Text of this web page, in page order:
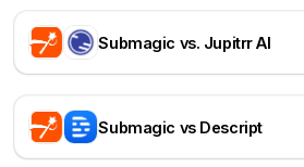
Submagic vs. Jupitrr AI
Submagic vs Descript